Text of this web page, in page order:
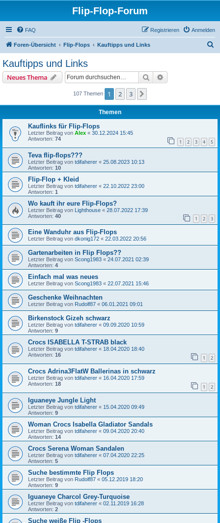
Flip-Flop-Forum
FAQ Anmelden
Registrieren
Foren-Übersicht Flip-Flops Kauftipps und Links
Kauftipps und Links
Neues Thema Suche
107 Themen 1 2 3
Themen
Kauflinks für Flip-Flops
Letzter Beitrag von Alex « 30.12.2024 15:45
Antworten: 74 1 2 3 4 5
Teva flip-flops???
Letzter Beitrag von tdifaherer « 25.08.2023 10:13
Antworten: 10
Flip-Flop + Kleid
Letzter Beitrag von tdifaherer « 22.10.2022 23:00
Antworten: 1
Wo kauft ihr eure Flip-Flops?
Letzter Beitrag von Lighthouse « 28.07.2022 17:39
Antworten: 40 1 2 3
Eine Wanduhr aus Flip-Flops
Letzter Beitrag von dkonig172 « 22.03.2022 20:56
Gartenarbeiten in Flip Flops??
Letzter Beitrag von Scong1983 « 24.07.2021 02:39
Antworten: 4
Einfach mal was neues
Letzter Beitrag von Scong1983 « 22.07.2021 15:46
Geschenke Weihnachten
Letzter Beitrag von Rudolf87 « 06.01.2021 09:01
Birkenstock Gizeh schwarz
Letzter Beitrag von tdifaherer « 09.09.2020 10:59
Antworten: 9
Crocs ISABELLA T-STRAB black
Letzter Beitrag von tdifaherer « 18.04.2020 18:40
Antworten: 16 1 2
Crocs Adrina3FlatW Ballerinas in schwarz
Letzter Beitrag von tdifaherer « 16.04.2020 17:59
Antworten: 18 1 2
Iguaneye Jungle Light
Letzter Beitrag von tdifaherer « 15.04.2020 09:49
Antworten: 9
Woman Crocs Isabella Gladiator Sandals
Letzter Beitrag von tdifaherer « 09.04.2020 20:40
Antworten: 14
Crocs Serena Woman Sandalen
Letzter Beitrag von tdifaherer « 07.04.2020 22:25
Antworten: 5
Suche bestimmte Flip Flops
Letzter Beitrag von Rudolf87 « 05.12.2019 18:20
Antworten: 9
Iguaneye Charcol Grey-Turquoise
Letzter Beitrag von tdifaherer « 02.11.2019 16:28
Antworten: 2
Suche weiße Flip -Flops